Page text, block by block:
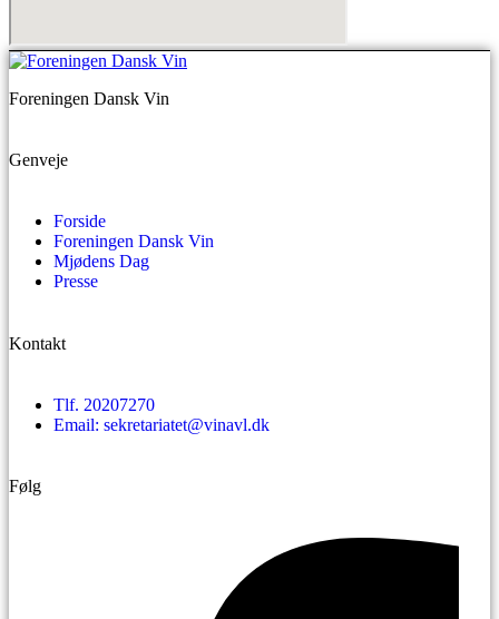
Foreningen Dansk Vin
Genveje
Forside
Foreningen Dansk Vin
Mjødens Dag
Presse
Kontakt
Tlf. 20207270
Email: sekretariatet@vinavl.dk
Følg